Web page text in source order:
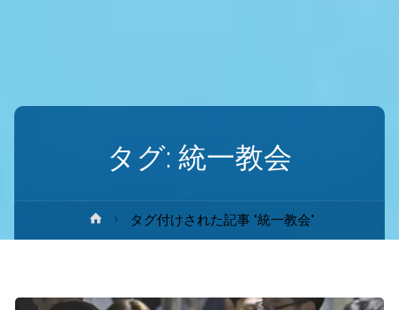
タグ: 統一教会
ホ
ー
タグ付けされた記事 "統一教会"